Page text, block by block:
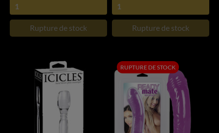
Rupture de stock Rupture de stock
RUPTURE DE STOCK